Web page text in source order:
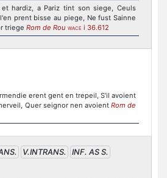
hardiz, a Pariz tint son siege, Ceuls
prent bisse au piege, Ne fust Sainne
triege Rom de Rou WACE i 36.612
erent gent en trepeil, S’il avoient
Quer seignor nen avoient Rom de
V.INTRANS.
INF. AS S.